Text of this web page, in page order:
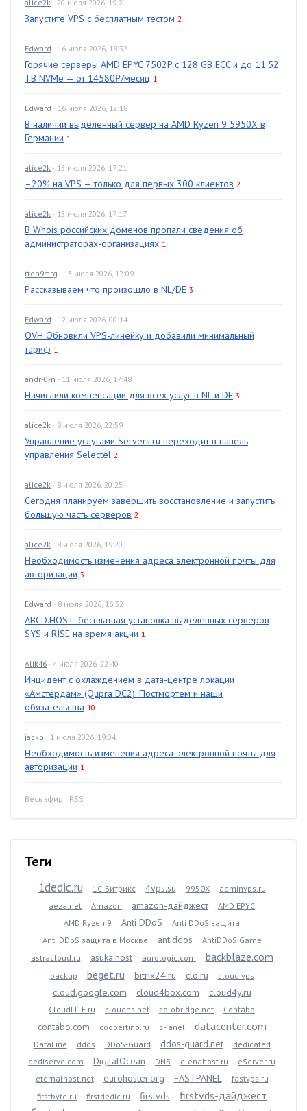
alice2k · 20 июля 2026, 19:21
Запустите VPS с бесплатным тестом 2
Edward · 16 июля 2026, 18:32
Горячие серверы AMD EPYC 7502P с 128 GB ECC и до 11.52
TB NVMe — от 14580₽/месяц 1
Edward · 16 июля 2026, 12:18
В наличии выделенный сервер на AMD Ryzen 9 5950X в
Германии 1
alice2k · 15 июля 2026, 17:21
–20% на VPS — только для первых 300 клиентов 2
alice2k · 15 июля 2026, 17:17
В Whois российских доменов пропали сведения об
администраторах-организациях 1
tten9mrg · 13 июля 2026, 12:09
Рассказываем что произошло в NL/DE 3
Edward · 12 июля 2026, 00:14
OVH Обновили VPS-линейку и добавили минимальный
тариф 1
andr-0-n · 11 июля 2026, 17:48
Начислили компенсации для всех услуг в NL и DE 3
alice2k · 8 июля 2026, 22:59
Управление услугами Servers.ru переходит в панель
управления Selectel 2
alice2k · 8 июля 2026, 20:25
Сегодня планируем завершить восстановление и запустить
большую часть серверов 2
alice2k · 8 июля 2026, 19:20
Необходимость изменения адреса электронной почты для
авторизации 3
Edward · 8 июля 2026, 16:32
ABCD.HOST: бесплатная установка выделенных серверов
SYS и RISE на время акции 1
Alik46 · 4 июля 2026, 22:40
Инцидент с охлаждением в дата-центре локации
«Амстердам» (Qupra DC2). Постмортем и наши
обязательства 10
jackb · 1 июля 2026, 19:04
Необходимость изменения адреса электронной почты для
авторизации 1
Весь эфир · RSS
Теги
1dedic.ru 1С-Битрикс 4vps.su 9950X
adminvps.ru
aeza.net
Amazon amazon-дайджест
AMD EPYC
AMD Ryzen 9
Anti DDoS
Anti DDoS защита
Anti DDoS защита в Москве
antiddos
AntiDDoS Game
astracloud.ru
asuka.host aurologic.com backblaze.com
backup beget.ru bitrix24.ru clo.ru cloud vps
cloud.google.com cloud4box.com cloud4y.ru
CloudLITE.ru cloudns.net colobridge.net Contabo
contabo.com coopertino.ru cPanel datacenter.com
DataLine ddos DDoS-Guard ddos-guard.net
dedicated
dediserve.com
DigitalOcean DNS elenahost.ru
eServer.ru
eternalhost.net
eurohoster.org FASTPANEL
fastvps.ru
firstbyte.ru
firstdedic.ru firstvds firstvds-дайджест